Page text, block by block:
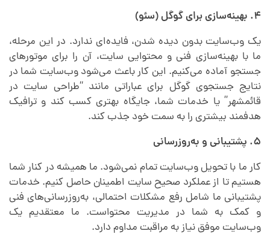
۴. بهینه‌سازی برای گوگل (سئو)
یک وب‌سایت بدون دیده شدن، فایده‌ای ندارد. در این مرحله،
ما با بهینه‌سازی فنی و محتوایی سایت، آن را برای موتورهای
جستجو آماده می‌کنیم. این کار باعث می‌شود وب‌سایت شما در
نتایج جستجوی گوگل برای عباراتی مانند “طراحی سایت در
قائمشهر” یا خدمات شما، جایگاه بهتری کسب کند و ترافیک
هدفمند بیشتری را به سمت خود جذب کند.
۵. پشتیبانی و به‌روزرسانی
کار ما با تحویل وب‌سایت تمام نمی‌شود. ما همیشه در کنار شما
هستیم تا از عملکرد صحیح سایت اطمینان حاصل کنیم. خدمات
پشتیبانی ما شامل رفع مشکلات احتمالی، به‌روزرسانی‌های فنی
و کمک به شما در مدیریت محتواست. ما معتقدیم یک
وب‌سایت موفق نیاز به مراقبت مداوم دارد.